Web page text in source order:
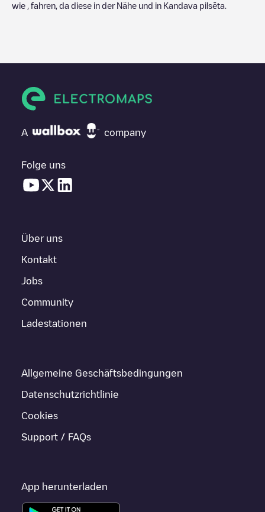
wie , fahren, da diese in der Nähe und in Kandava pilsēta
A company
Folge uns
Über uns
Kontakt
Jobs
Community
Ladestationen
Allgemeine Geschäftsbedingungen
Datenschutzrichtlinie
Cookies
Support / FAQs
App herunterladen